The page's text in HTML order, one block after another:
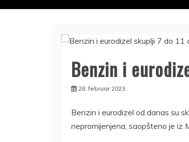
Benzin i
28. februar 2023.
Benzin i eurodizel od danas su
nepromijenjena, saopšteno je iz